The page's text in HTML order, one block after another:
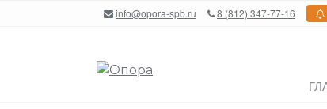
info@opora-spb.ru 8 (812) 347-77-16